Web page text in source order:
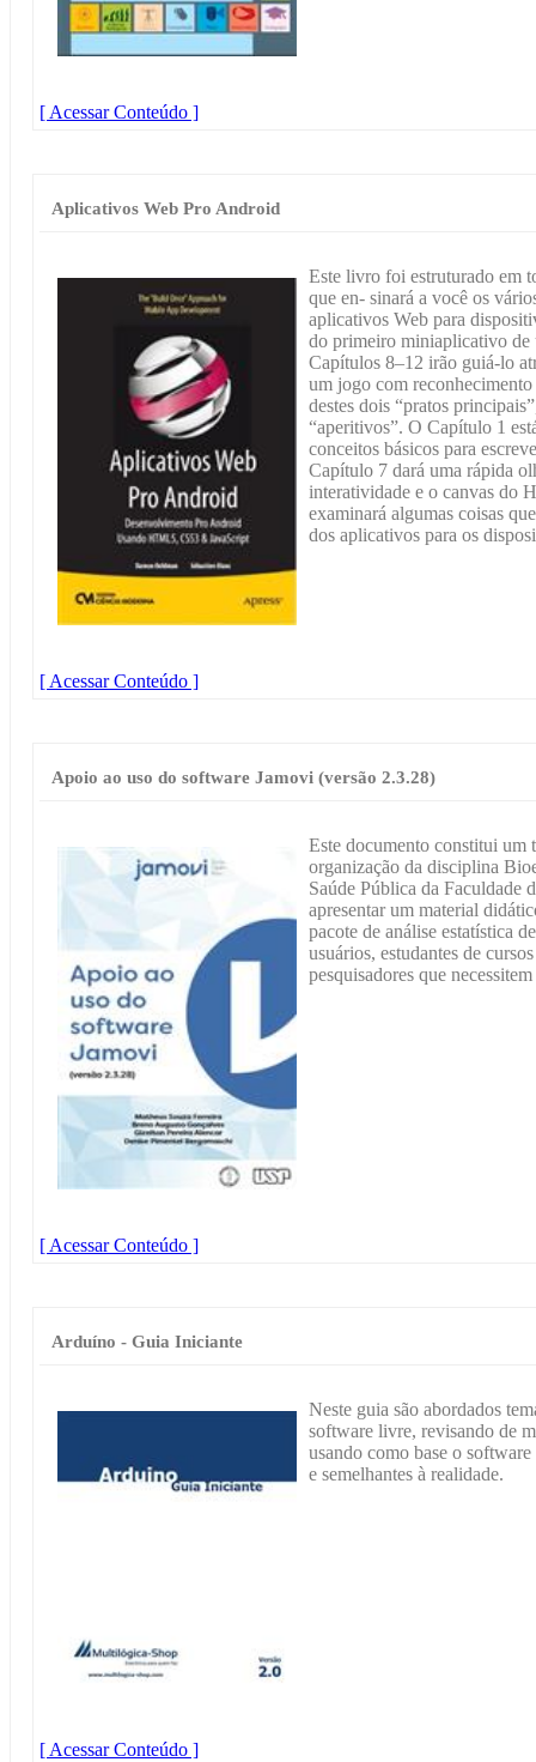
[ Acessar Conteúdo ]
Aplicativos Web Pro Android
Este livro foi estruturado em
que en- sinará a você os
aplicativos Web para
do primeiro miniaplicativo de
Capítulos 8–12 irão guiá-lo
um jogo com
destes dois “pratos
“aperitivos”. O Capítulo 1
conceitos básicos para
Capítulo 7 dará uma rápida
interatividade e o canvas do
examinará algumas coisas
dos aplicativos para os
[ Acessar Conteúdo ]
Apoio ao uso do software Jamovi (versão 2.3.28)
Este documento constitui um
organização da disciplina
Saúde Pública da Faculdade
apresentar um material
pacote de análise estatística
usuários, estudantes de
pesquisadores que
[ Acessar Conteúdo ]
Arduíno - Guia Iniciante
Neste guia são abordados
software livre, revisando de
usando como base o
e semelhantes à realidade.
[ Acessar Conteúdo ]